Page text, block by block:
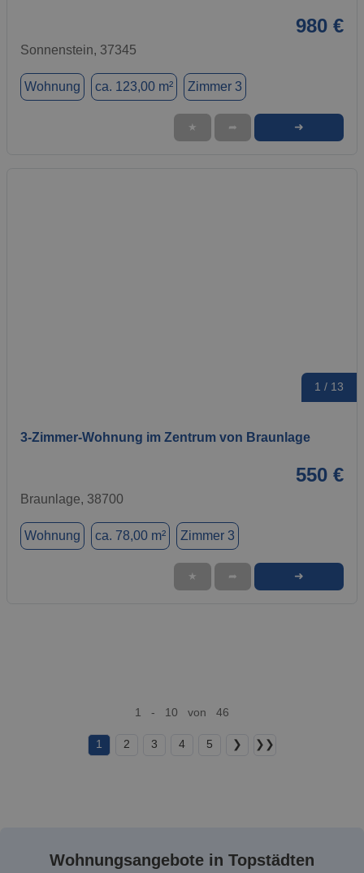
980 €
Sonnenstein, 37345
Wohnung ca. 123,00 m² Zimmer 3
★ ➦ ➜
1 / 13
3-Zimmer-Wohnung im Zentrum von Braunlage
550 €
Braunlage, 38700
Wohnung ca. 78,00 m² Zimmer 3
★ ➦ ➜
1 - 10 von 46
1 2 3 4 5 ❯ ❯❯
Wohnungsangebote in Topstädten